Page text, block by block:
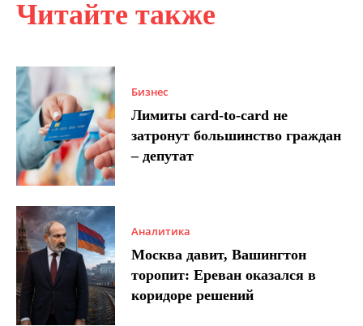
Читайте также
Бизнес
Лимиты card-to-card не
затронут большинство граждан
– депутат
Аналитика
Москва давит, Вашингтон
торопит: Ереван оказался в
коридоре решений